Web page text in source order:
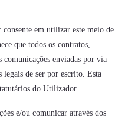
em utilizar este meio de
que todos os contratos,
enviadas por via
de ser por escrito. Esta
do Utilizador.
e/ou comunicar através dos